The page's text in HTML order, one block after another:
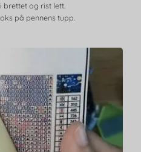
brettet og rist lett.
på pennens tupp.